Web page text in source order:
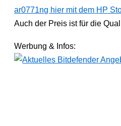
ar0771ng hier mit dem HP
Auch der Preis ist für die
Werbung & Infos: